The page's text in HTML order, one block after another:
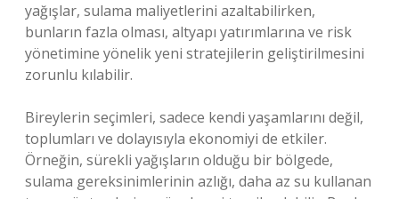
yağışlar, sulama maliyetlerini azaltabilirken,
bunların fazla olması, altyapı yatırımlarına ve risk
yönetimine yönelik yeni stratejilerin geliştirilmesini
zorunlu kılabilir.
Bireylerin seçimleri, sadece kendi yaşamlarını değil,
toplumları ve dolayısıyla ekonomiyi de etkiler.
Örneğin, sürekli yağışların olduğu bir bölgede,
sulama gereksinimlerinin azlığı, daha az su kullanan